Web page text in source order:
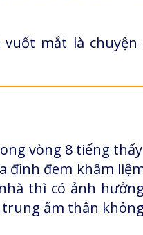
vuốt mắt là
vòng 8 tiếng
đình đem khâm
thì có ảnh
ấm thân